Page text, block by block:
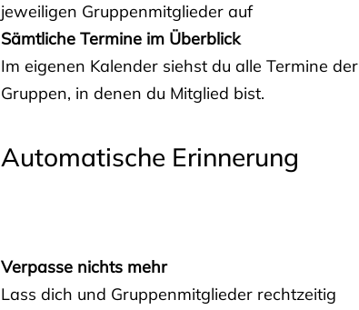
jeweiligen Gruppenmitglieder auf
Sämtliche Termine im Überblick
Im eigenen Kalender siehst du alle Termine der
Gruppen, in denen du Mitglied bist.
Automatische Erinnerung
Verpasse nichts mehr
Lass dich und Gruppenmitglieder rechtzeitig